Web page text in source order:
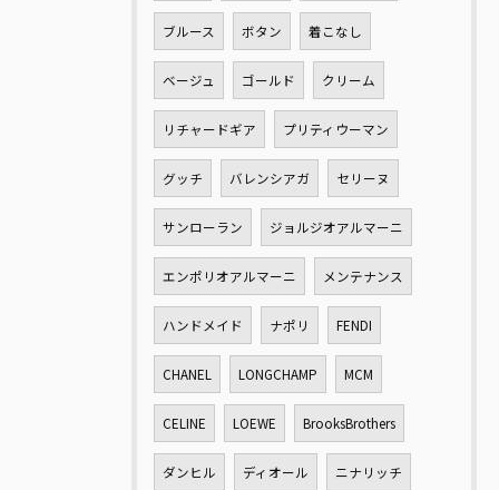
ブルース ボタン 着こなし
ベージュ ゴールド クリーム
リチャードギア プリティウーマン
グッチ バレンシアガ セリーヌ
サンローラン ジョルジオアルマーニ
エンポリオアルマーニ メンテナンス
ハンドメイド ナポリ FENDI
CHANEL LONGCHAMP MCM
CELINE LOEWE BrooksBrothers
ダンヒル ディオール ニナリッチ